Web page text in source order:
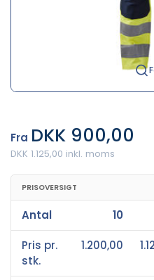
Fra DKK 900,00
DKK 1.125,00 inkl. moms
PRISOVERSIGT
Antal 10
Pris pr.
stk.
1.200,00